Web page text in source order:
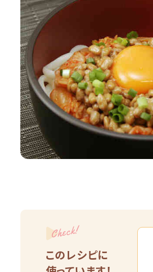
Check!
このレシピに